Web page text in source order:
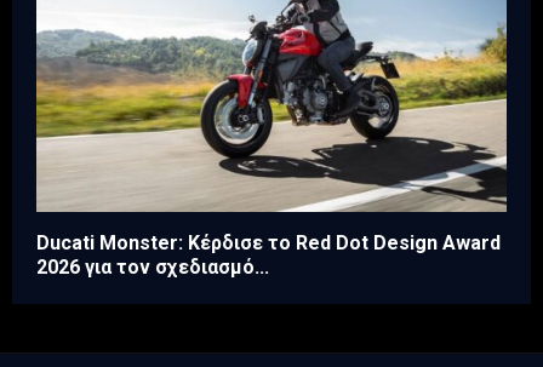
Ducati Monster: Κέρδισε το Red Dot Design Award
2026 για τον σχεδιασμό...